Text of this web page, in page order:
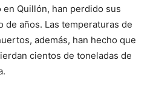
Quillón, han perdido sus
de años. Las temperaturas de
además, han hecho que
cientos de toneladas de